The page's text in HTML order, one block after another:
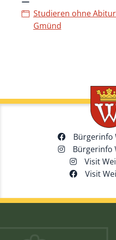
Studieren ohne
Gmünd
Bürgerinfo
Bürgerinfo
Visit
Visit